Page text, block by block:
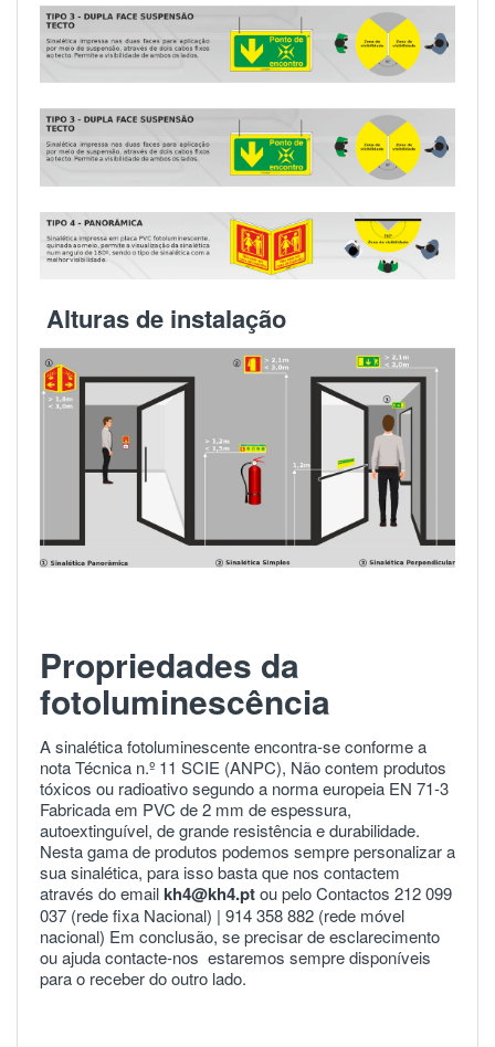
Alturas de instalação
Propriedades da
fotoluminescência
A sinalética fotoluminescente encontra-se conforme a
nota Técnica n.º 11 SCIE (ANPC), Não contem produtos
tóxicos ou radioativo segundo a norma europeia EN 71-3
Fabricada em PVC de 2 mm de espessura,
autoextinguível, de grande resistência e durabilidade.
Nesta gama de produtos podemos sempre personalizar a
sua sinalética, para isso basta que nos contactem
através do emailkh4@kh4.ptou pelo Contactos 212 099
037 (rede fixa Nacional) | 914 358 882 (rede móvel
nacional) Em conclusão, se precisar de esclarecimento
ou ajudacontacte-nos estaremos sempre disponíveis
para o receber do outro lado.